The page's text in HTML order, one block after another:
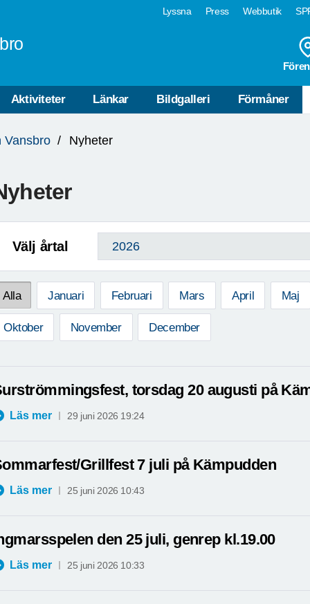
Lyssna Press Webbutik
Aktiviteter Länkar Bildgalleri Förmåner
Vansbro Nyheter
Välj årtal
Alla Januari Februari Mars April Maj
Oktober November December
torsdag 20 augusti på
Läs mer 29 juni 2026 19:24
Grillfest 7 juli på Kämpudden
Läs mer 25 juni 2026 10:43
den 25 juli, genrep kl.19.00
Läs mer 25 juni 2026 10:33